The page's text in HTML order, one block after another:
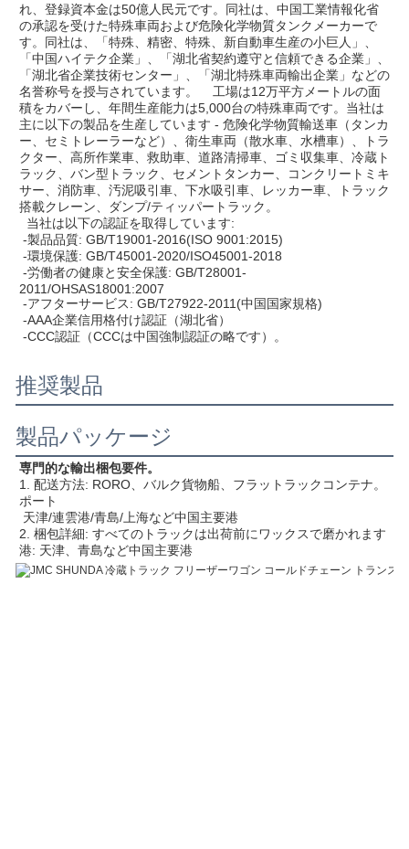
れ、登録資本金は50億人民元です。同社は、中国工業情報化省
の承認を受けた特殊車両および危険化学物質タンクメーカーで
す。同社は、「特殊、精密、特殊、新自動車生産の小巨人」、
「中国ハイテク企業」、「湖北省契約遵守と信頼できる企業」、
「湖北省企業技術センター」、「湖北特殊車両輸出企業」などの
名誉称号を授与されています。    工場は12万平方メートルの面
積をカバーし、年間生産能力は5,000台の特殊車両です。当社は
主に以下の製品を生産しています - 危険化学物質輸送車（タンカ
ー、セミトレーラーなど）、衛生車両（散水車、水槽車）、トラ
クター、高所作業車、救助車、道路清掃車、ゴミ収集車、冷蔵ト
ラック、バン型トラック、セメントタンカー、コンクリートミキ
サー、消防車、汚泥吸引車、下水吸引車、レッカー車、トラック
搭載クレーン、ダンプ/ティッパートラック。
  当社は以下の認証を取得しています:
-製品品質: GB/T19001-2016(ISO 9001:2015)
-環境保護: GB/T45001-2020/ISO45001-2018
2011/OHSAS18001:2007
-アフターサービス: GB/T27922-2011(中国国家規格)
-AAA企業信用格付け認証（湖北省）
-CCC認証（CCCは中国強制認証の略です）。
推奨製品
製品パッケージ
専門的な輸出梱包要件。
1. 配送方法: RORO、バルク貨物船、フラットラックコンテナ。
ポート
天津/連雲港/青島/上海など中国主要港
2. 梱包詳細: すべてのトラックは出荷前にワックスで磨かれます
港: 天津、青島など中国主要港